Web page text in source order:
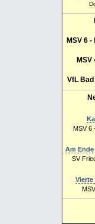
MSV 6
MSV
VfL
MSV 6
Am
SV
Vierte